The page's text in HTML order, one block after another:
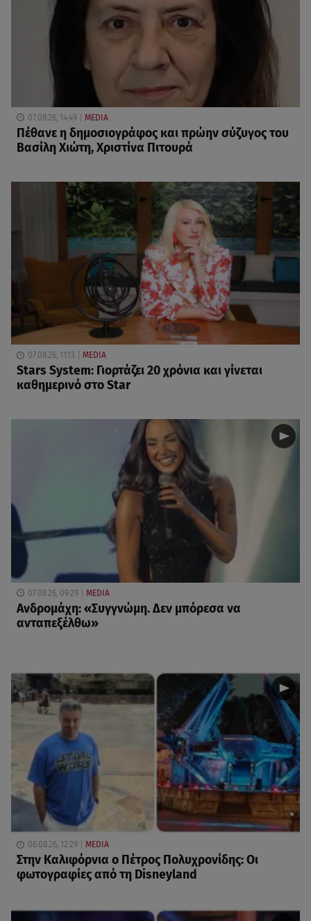
07.08.26, 14:49 MEDIA
Πέθανε η δημοσιογράφος και πρώην σύζυγος του
Βασίλη Χιώτη, Χριστίνα Πιτουρά
07.08.26, 11:13 MEDIA
Stars System: Γιορτάζει 20 χρόνια και γίνεται
καθημερινό στο Star
07.08.26, 09:29 MEDIA
Ανδρομάχη: «Συγγνώμη. Δεν μπόρεσα να
ανταπεξέλθω»
06.08.26, 12:29 MEDIA
Στην Καλιφόρνια ο Πέτρος Πολυχρονίδης: Οι
φωτογραφίες από τη Disneyland